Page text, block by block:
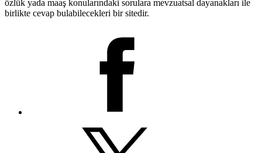
özlük yada maaş konularındaki sorulara mevzuatsal dayanakları ile
birlikte cevap bulabilecekleri bir sitedir.